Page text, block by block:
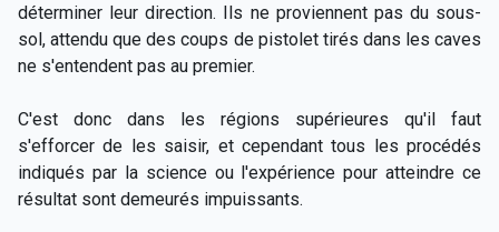
déterminer leur direction. Ils ne proviennent pas du sous-
sol, attendu que des coups de pistolet tirés dans les caves
ne s'entendent pas au premier.
C'est donc dans les régions supérieures qu'il faut
s'efforcer de les saisir, et cependant tous les procédés
indiqués par la science ou l'expérience pour atteindre ce
résultat sont demeurés impuissants.